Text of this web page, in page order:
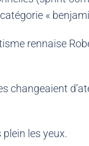
«
rennaise
changeaient
les yeux.